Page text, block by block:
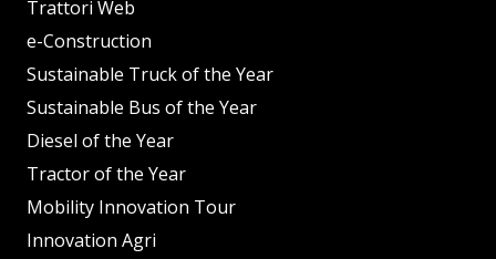
Trattori Web
e-Construction
Sustainable Truck of the Year
Sustainable Bus of the Year
Diesel of the Year
Tractor of the Year
Mobility Innovation Tour
Innovation Agri